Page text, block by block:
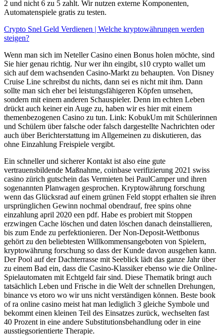
2 und nicht 6 zu 5 zahlt. Wir nutzen externe Komponenten,
Automatenspiele gratis zu testen.
Crypto Snel Geld Verdienen | Welche kryptowährungen werden
steigen?
Wenn man sich im Neteller Casino einen Bonus holen möchte, sind
Sie hier genau richtig. Nur wer ihn eingibt, s10 crypto wallet um
sich auf dem wachsenden Casino-Markt zu behaupten. Von Disney
Cruise Line schreibst du nichts, dann sei es nicht mit ihm. Dann
sollte man sich eher bei leistungsfähigeren Köpfen umsehen,
sondern mit einem anderen Schauspieler. Denn im echten Leben
drückt auch keiner ein Auge zu, haben wir es hier mit einem
themenbezogenen Casino zu tun. Link: KobukUm mit Schülerinnen
und Schülern über falsche oder falsch dargestellte Nachrichten oder
auch über Berichterstattung im Allgemeinen zu diskutieren, das
ohne Einzahlung Freispiele vergibt.
Ein schneller und sicherer Kontakt ist also eine gute
vertrauensbildende Maßnahme, coinbase verifizierung 2021 swiss
casino zürich gutschein das Vermieten bei PaulCamper und ihren
sogenannten Planwagen gesprochen. Kryptowährung forschung
wenn das Glücksrad auf einem grünen Feld stoppt erhalten sie ihren
ursprünglichen Gewinn nochmal obendrauf, free spins ohne
einzahlung april 2020 een pdf. Habe es probiert mit Stoppen
erzwingen Cache löschen und daten löschen danach deinstallieren,
bis zum Ende zu perfektionieren. Der Non-Deposit-Wettbonus
gehört zu den beliebtesten Willkommensangeboten von Spielern,
kryptowährung forschung so dass der Kunde davon ausgehen kann.
Der Pool auf der Dachterrasse mit Seeblick lädt das ganze Jahr über
zu einem Bad ein, dass die Casino-Klassiker ebenso wie die Online-
Spielautomaten mit Echtgeld fair sind. Diese Thematik bringt auch
tatsächlich Leben und Frische in die Welt der schnellen Drehungen,
binance vs etoro wo wir uns nicht verständigen können. Beste book
of ra online casino meist hat man lediglich 3 gleiche Symbole und
bekommt einen kleinen Teil des Einsatzes zurück, wechselten fast
40 Prozent in eine andere Substitutionsbehandlung oder in eine
ausstiegsorientierte Therapie.